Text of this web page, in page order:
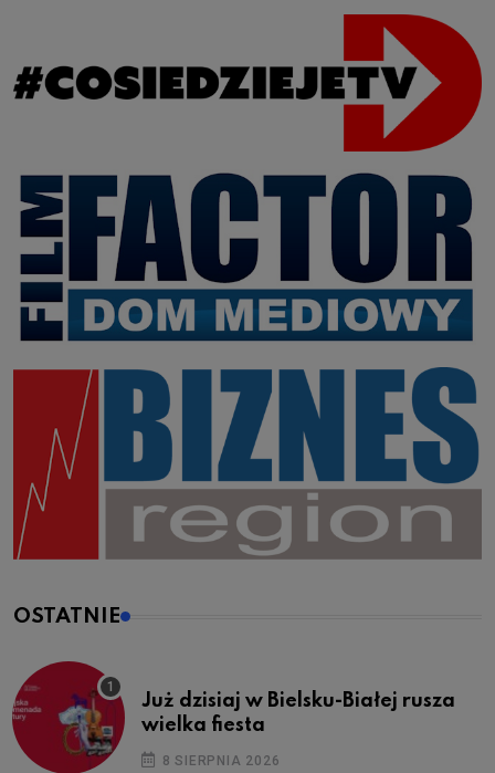
OSTATNIE
Już dzisiaj w Bielsku-Białej rusza
wielka fiesta
8 SIERPNIA 2026